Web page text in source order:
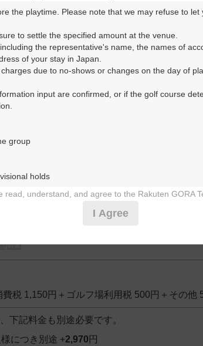
予約専用ダイヤル
8:00～17:00 年中無休
）
費税 1,150円＋ゴルフ場利用税 500円＋その他
下記料金も別途必要です。
につき別途 +2,970 円
the playtime. Please note that we may refuse to
to settle the specified amount at the venue.
the representative's name, the names of
of your stay in Japan.
due to no-shows or changes on the day of
input are confirmed, or if the golf course
group
holds
play (e.g., delaying play, ignoring rules, manners, or
regarding the above points.
read, understand, and agree to the Rakuten GORA
I Agree